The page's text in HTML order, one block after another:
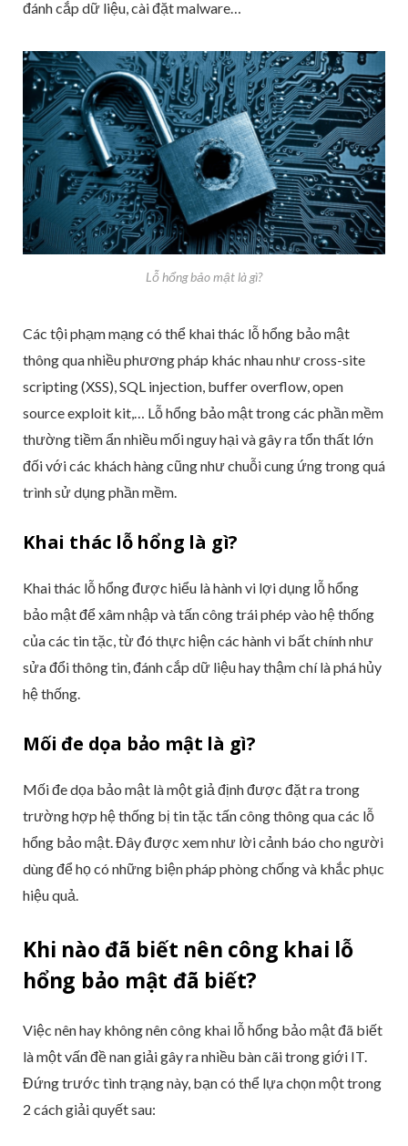
đánh cắp dữ liệu, cài đặt malware…
Lỗ hổng bảo mật là gì?
Các tội phạm mạng có thể khai thác lỗ hổng bảo mật
thông qua nhiều phương pháp khác nhau như cross-site
scripting (XSS), SQL injection, buffer overflow, open
source exploit kit,… Lỗ hổng bảo mật trong các phần mềm
thường tiềm ẩn nhiều mối nguy hại và gây ra tổn thất lớn
đối với các khách hàng cũng như chuỗi cung ứng trong quá
trình sử dụng phần mềm.
Khai thác lỗ hổng là gì?
Khai thác lỗ hổng được hiểu là hành vi lợi dụng lỗ hổng
bảo mật để xâm nhập và tấn công trái phép vào hệ thống
của các tin tặc, từ đó thực hiện các hành vi bất chính như
sửa đổi thông tin, đánh cắp dữ liệu hay thậm chí là phá hủy
hệ thống.
Mối đe dọa bảo mật là gì?
Mối đe dọa bảo mật là một giả định được đặt ra trong
trường hợp hệ thống bị tin tặc tấn công thông qua các lỗ
hổng bảo mật. Đây được xem như lời cảnh báo cho người
dùng để họ có những biện pháp phòng chống và khắc phục
hiệu quả.
Khi nào đã biết nên công khai lỗ
hổng bảo mật đã biết?
Việc nên hay không nên công khai lỗ hổng bảo mật đã biết
là một vấn đề nan giải gây ra nhiều bàn cãi trong giới IT.
Đứng trước tình trạng này, bạn có thể lựa chọn một trong
2 cách giải quyết sau: